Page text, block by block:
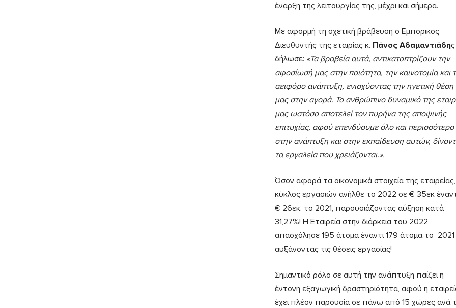
έναρξη της λειτουργίας της, μέχρι και σήμερα.
Με αφορμή τη σχετική βράβευση ο Εμπορικός
Διευθυντής της εταιρίας κ. Πάνος Αδαμαντιάδης
δήλωσε: «Τα βραβεία αυτά, αντικατοπτρίζουν την
αφοσίωσή μας στην ποιότητα, την καινοτομία και
αειφόρο ανάπτυξη, ενισχύοντας την ηγετική θέση
μας στην αγορά. Το ανθρώπινο δυναμικό της
μας ωστόσο αποτελεί τον πυρήνα της αποψινής
επιτυχίας, αφού επενδύουμε όλο και περισσότερο
στην ανάπτυξη και στην εκπαίδευση αυτών,
τα εργαλεία που χρειάζονται.».
Όσον αφορά τα οικονομικά στοιχεία της
κύκλος εργασιών ανήλθε το 2022 σε € 35εκ
€ 26εκ. το 2021, παρουσιάζοντας αύξηση κατά
31,27%! Η Εταιρεία στην διάρκεια του 2022
απασχόλησε 195 άτομα έναντι 179 άτομα το 2021
αυξάνοντας τις θέσεις εργασίας!
Σημαντικό ρόλο σε αυτή την ανάπτυξη παίζει η
έντονη εξαγωγική δραστηριότητα, αφού η
έχει πλέον παρουσία σε πάνω από 15 χώρες ανά